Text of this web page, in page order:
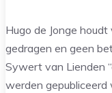
Hugo de Jonge
gedragen en geen
Sywert van Lienden
werden gepubliceerd